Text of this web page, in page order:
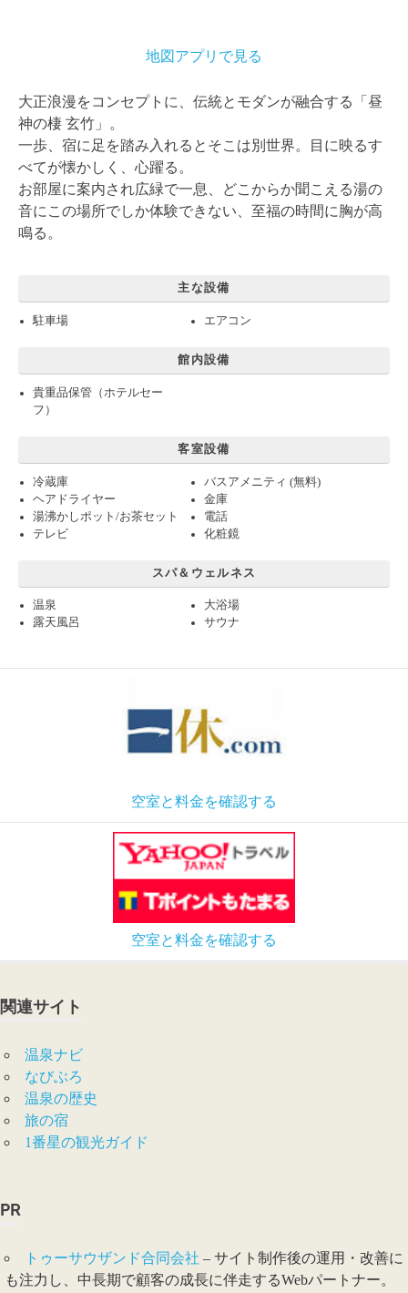
地図アプリで見る
大正浪漫をコンセプトに、伝統とモダンが融合する「昼
神の棲 玄竹」。
一歩、宿に足を踏み入れるとそこは別世界。目に映るす
べてが懐かしく、心躍る。
お部屋に案内され広緑で一息、どこからか聞こえる湯の
音にこの場所でしか体験できない、至福の時間に胸が高
鳴る。
主な設備
駐車場 エアコン
館内設備
貴重品保管（ホテルセー
フ）
客室設備
冷蔵庫
バスアメニティ (無料)
ヘアドライヤー
金庫
湯沸かしポット/お茶セット
電話
テレビ
化粧鏡
スパ＆ウェルネス
温泉
大浴場
露天風呂
サウナ
空室と料金を確認する
空室と料金を確認する
関連サイト
温泉ナビ
なびぶろ
温泉の歴史
旅の宿
1番星の観光ガイド
PR
トゥーサウザンド合同会社 – サイト制作後の運用・改善に
も注力し、中長期で顧客の成長に伴走するWebパートナー。